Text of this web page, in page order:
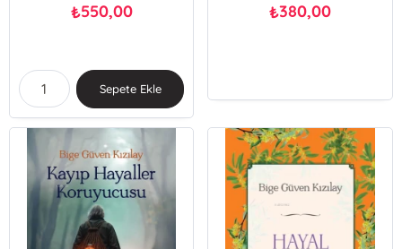
₺550,00
Sepete Ekle
₺380,00